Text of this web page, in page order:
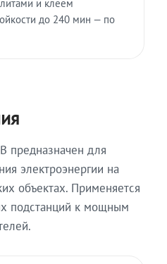
до 240 мин — по
предназначен для
электроэнергии на
объектах. Применяется
подстанций к мощным